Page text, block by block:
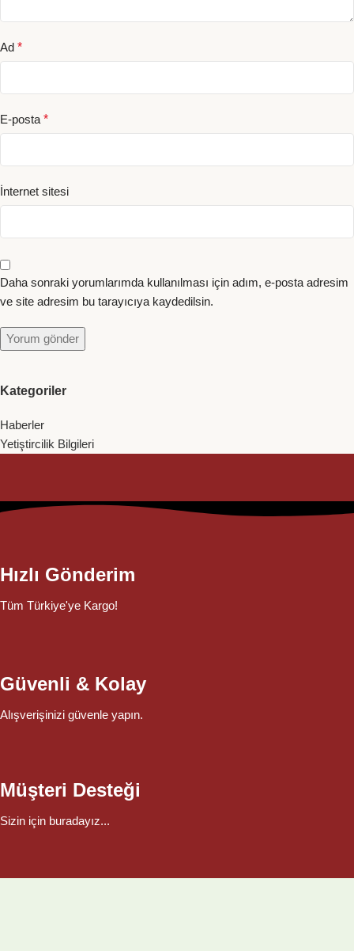
Ad *
E-posta *
İnternet sitesi
Daha sonraki yorumlarımda kullanılması için adım, e-posta adresim
ve site adresim bu tarayıcıya kaydedilsin.
Kategoriler
Haberler
Yetiştircilik Bilgileri
Hızlı Gönderim
Tüm Türkiye'ye Kargo!
Güvenli & Kolay
Alışverişinizi güvenle yapın.
Müşteri Desteği
Sizin için buradayız...